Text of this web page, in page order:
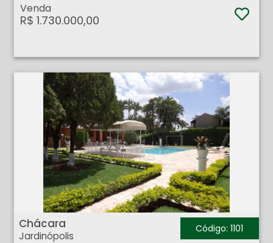
Venda
R$ 1.730.000,00
Chácara - Jardinópolis - Jardinopolis
Chácara
Jardinópolis
Código: 1101